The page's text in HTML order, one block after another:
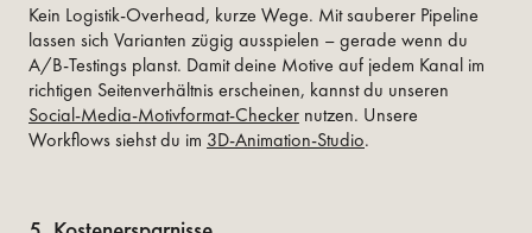
Kein Logistik-Overhead, kurze Wege. Mit sauberer Pipeline
lassen sich Varianten zügig ausspielen – gerade wenn du
A/B-Testings planst. Damit deine Motive auf jedem Kanal im
richtigen Seitenverhältnis erscheinen, kannst du unseren
Social-Media-Motivformat-Checker nutzen. Unsere
Workflows siehst du im 3D-Animation-Studio.